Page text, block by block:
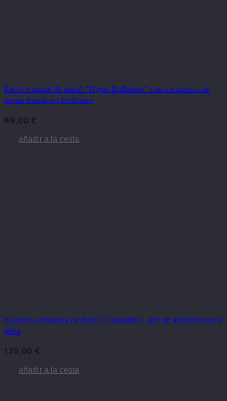
Relieve mural de metal “Hojas Brillantes” con un motivo de
ramas frondosas brillantes
89,00 €
añadir a la cesta
Escultura abstracta de metal "Cuadrado", arte de aluminio color
plata
135,00 €
añadir a la cesta